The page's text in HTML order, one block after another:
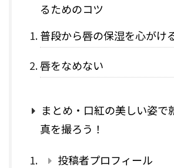
るためのコツ
普段から唇の保湿を心がけ
唇をなめない
まとめ・口紅の美しい姿で
真を撮ろう！
投稿者プロフィール